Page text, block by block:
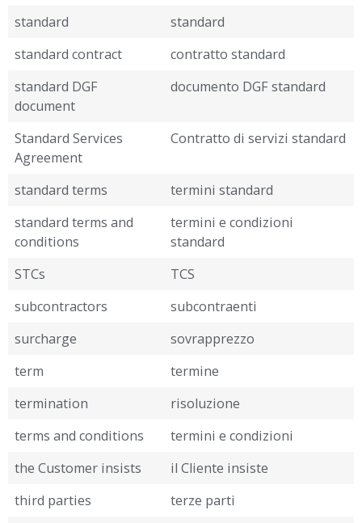
standard
standard
standard contract
contratto standard
standard DGF
document
documento DGF standard
Standard Services
Agreement
Contratto di servizi standard
standard terms
termini standard
standard terms and
conditions
termini e condizioni
standard
STCs
TCS
subcontractors
subcontraenti
surcharge
sovrapprezzo
term
termine
termination
risoluzione
terms and conditions
termini e condizioni
the Customer insists
il Cliente insiste
third parties
terze parti